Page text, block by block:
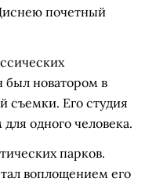
почетный
был новатором в
съемки. Его студия
одного человека.
парков.
воплощением его